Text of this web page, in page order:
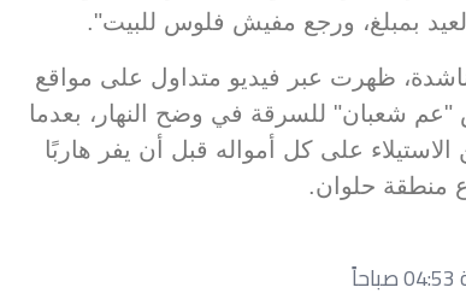
بمبلغ، ورجع مفيش فلوس للبيت".
ظهرت عبر فيديو متداول على مواقع
"عم شعبان" للسرقة في وضح النهار، بعدما
على كل أمواله قبل أن يفر هاربًا
منطقة حلوان.